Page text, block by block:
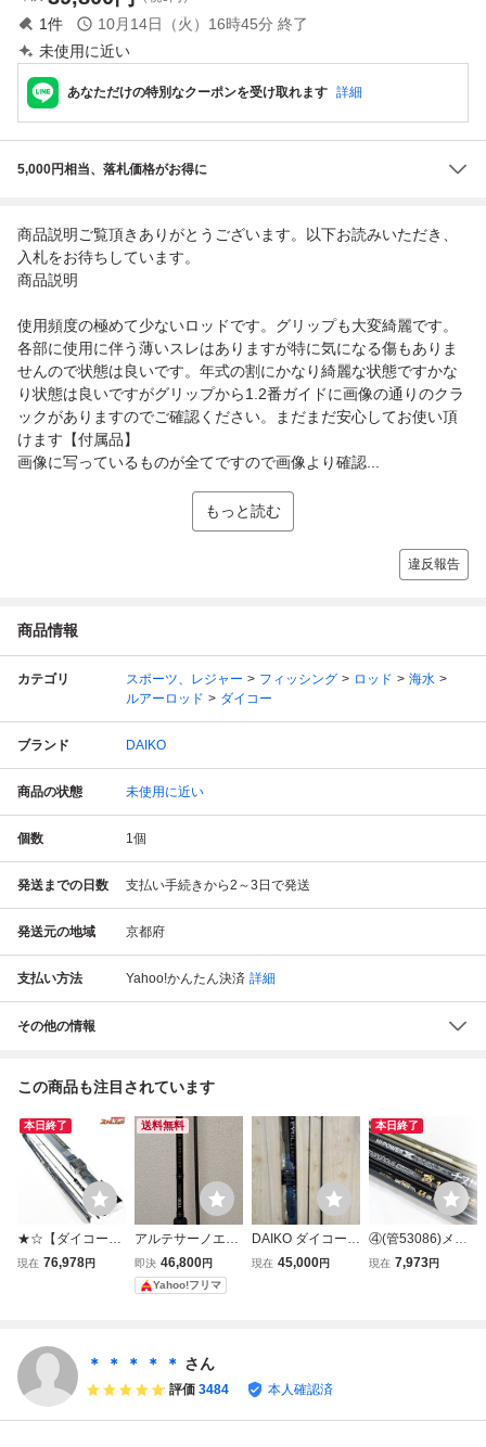
1件 10月14日（火）16時45分 終了
未使用に近い
あなただけの特別なクーポンを受け取れます 詳細
5,000円相当、落札価格がお得に
商品説明ご覧頂きありがとうございます。以下お読みいただき、
入札をお待ちしています。
商品説明
使用頻度の極めて少ないロッドです。グリップも大変綺麗です。
各部に使用に伴う薄いスレはありますが特に気になる傷もありま
せんので状態は良いです。年式の割にかなり綺麗な状態ですかな
り状態は良いですがグリップから1.2番ガイドに画像の通りのクラ
ックがありますのでご確認ください。まだまだ安心してお使い頂
けます【付属品】
画像に写っているものが全てですので画像より確認...
もっと読む
違反報告
商品情報
カテゴリ スポーツ、レジャー フィッシング ロッド
海水
ルアーロッド
ダイコー
ブランド DAIKO
商品の状態 未使用に近い
個数 1個
発送までの日数 支払い手続きから2～3日で発送
発送元の地域 京都府
支払い方法 Yahoo!かんたん決済 詳細
その他の情報
この商品も注目されています
本日終了
★☆【ダイコー】
タイドマーク アル
ーバス イナダ K_1
93★☆v48291
現在 76,978円
送料無料
アルテサーノエヴ
ォルティア tzチ
ューン103/08
即決 46,800円
Yahoo!フリマ
DAIKO ダイコー
TMAES103/08 AR
現在 45,000円
本日終了
④(管53086)メー
カー磯竿 4本セッ
現在 7,973円
＊ ＊ ＊ ＊ ＊ さん
評価 3484 本人確認済